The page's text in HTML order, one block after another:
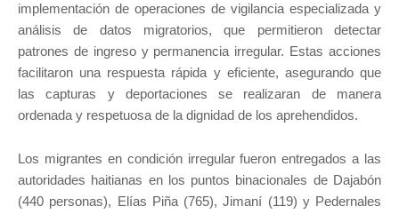
implementación de operaciones de vigilancia especializada y
análisis de datos migratorios, que permitieron detectar
patrones de ingreso y permanencia irregular. Estas acciones
facilitaron una respuesta rápida y eficiente, asegurando que
las capturas y deportaciones se realizaran de manera
ordenada y respetuosa de la dignidad de los aprehendidos.
Los migrantes en condición irregular fueron entregados a las
autoridades haitianas en los puntos binacionales de Dajabón
(440 personas), Elías Piña (765), Jimaní (119) y Pedernales